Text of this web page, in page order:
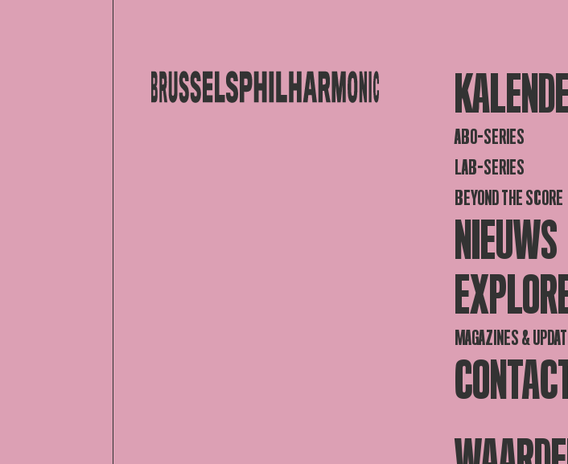
ABO-SERIES
LAB-SERIES
BEYOND THE SCORE
NIEUWS
MAGAZINES &